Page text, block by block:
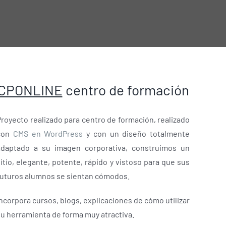
centro de formación
realizado para centro de formación, realizado
CMS en WordPress y con un diseño totalmente
a su imagen corporativa, construimos un
elegante, potente, rápido y vistoso para que sus
alumnos se sientan cómodos.
cursos, blogs, explicaciones de cómo utilizar
herramienta de forma muy atractiva.